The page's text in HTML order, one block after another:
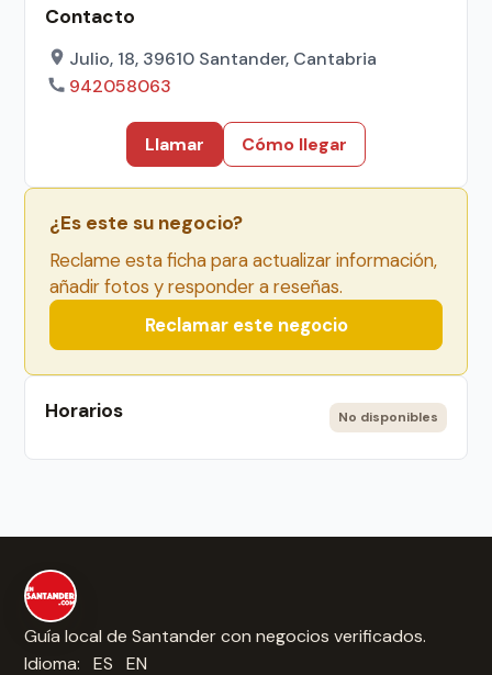
Contacto
Julio, 18, 39610 Santander, Cantabria
942058063
Llamar Cómo llegar
¿Es este su negocio?
Reclame esta ficha para actualizar información,
añadir fotos y responder a reseñas.
Reclamar este negocio
Horarios No disponibles
Guía local de Santander con negocios verificados.
Idioma:
ES EN